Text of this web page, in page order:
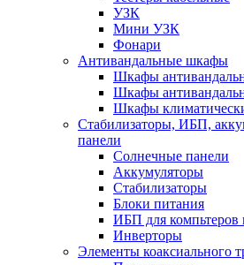
УЗК
Мини УЗК
Фонари
Антивандальные шкафы
Шкафы
Шкафы
Шкафы
Стабилизаторы, ИБП,
панели
Солнечные панели
Аккумуляторы
Стабилизаторы
Блоки питания
ИБП для компьтеров
Инверторы
Элементы коаксиального